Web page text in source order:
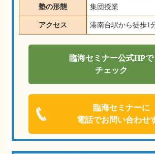
塾の形態 集団授業
アクセス 港南台駅から徒歩1
臨海セミナー公式HPで
チェック
臨海セミナーに
電話でお問い合わせ